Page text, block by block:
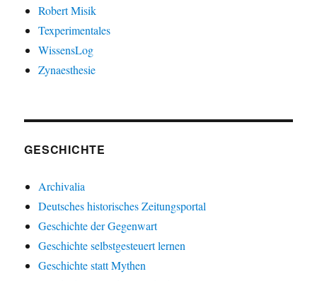
Robert Misik
Texperimentales
WissensLog
Zynaesthesie
GESCHICHTE
Archivalia
Deutsches historisches Zeitungsportal
Geschichte der Gegenwart
Geschichte selbstgesteuert lernen
Geschichte statt Mythen